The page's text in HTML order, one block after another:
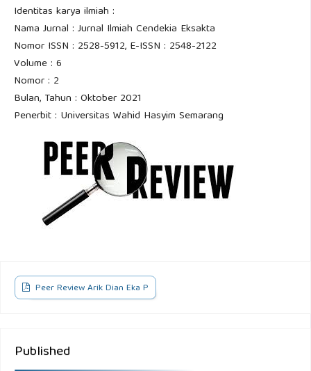
Identitas karya ilmiah :
Nama Jurnal : Jurnal Ilmiah Cendekia Eksakta
Nomor ISSN : 2528-5912, E-ISSN : 2548-2122
Volume : 6
Nomor : 2
Bulan, Tahun : Oktober 2021
Penerbit : Universitas Wahid Hasyim Semarang
Peer Review Arik Dian Eka P
Published